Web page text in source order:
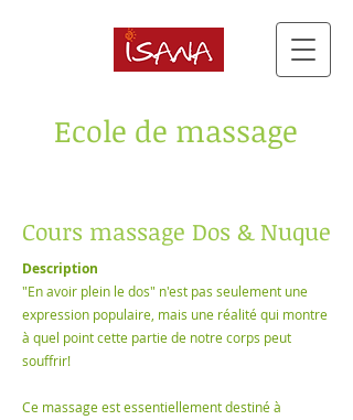
Ecole de massage
Cours massage Dos & Nuque
Description
"En avoir plein le dos" n'est pas seulement une
expression populaire, mais une réalité qui montre
à quel point cette partie de notre corps peut
souffrir!
Ce massage est essentiellement destiné à